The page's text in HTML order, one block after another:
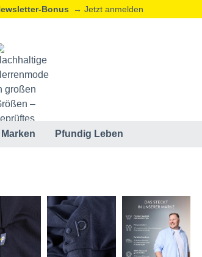
Bonus → Jetzt anmelden
Marken Pfundig Leben